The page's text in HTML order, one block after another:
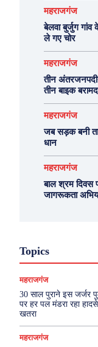
महराजगंज
बेलवा बुर्जुग
ले गए चोर
महराजगंज
तीन
तीन बाइक बरामद
महराजगंज
जब सड़क बनी
धान
महराजगंज
बाल श्रम
जागरूकता
Topics
महराजगंज
30 साल पुराने इस जर्जर
पर हर पल मंडरा रहा
खतरा
महराजगंज